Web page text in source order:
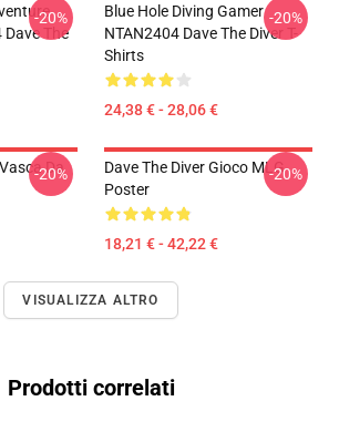
The
-20%
Blue Hole Diving Gamer
NTAN2404 Dave The Diver T-
Shirts
24,38 € - 28,06 €
-20%
Da
-20%
Dave The Diver Gioco MLG
Poster
18,21 € - 42,22 €
-20%
VISUALIZZA ALTRO
Prodotti correlati